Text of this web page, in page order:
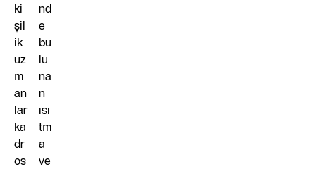
ki
şil
ik
uz
m
an
lar
ka
dr
os
nd
e
bu
lu
na
n
ısı
tm
a
ve